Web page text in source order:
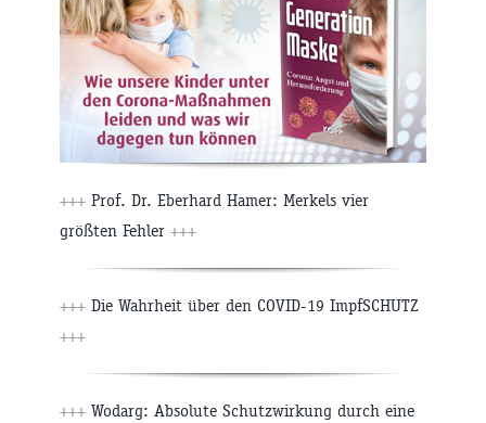
+++ Prof. Dr. Eberhard Hamer: Merkels vier
größten Fehler +++
+++ Die Wahrheit über den COVID-19 ImpfSCHUTZ
+++
+++ Wodarg: Absolute Schutzwirkung durch eine